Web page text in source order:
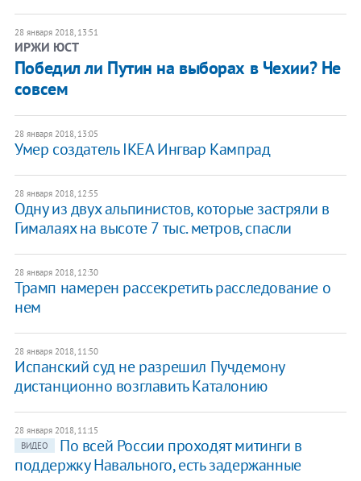
28 января 2018, 13:51
ИРЖИ ЮСТ
​Победил ли Путин на выборах в Чехии? Не
совсем
28 января 2018, 13:05
Умер создатель IKEA Ингвар Кампрад
28 января 2018, 12:55
Одну из двух альпинистов, которые застряли в
Гималаях на высоте 7 тыс. метров, спасли
28 января 2018, 12:30
​Трамп намерен рассекретить расследование о
нем
28 января 2018, 11:50
​Испанский суд не разрешил Пучдемону
дистанционно возглавить Каталонию
28 января 2018, 11:15
ВИДЕО
По всей России проходят митинги в
поддержку Навального, есть задержанные